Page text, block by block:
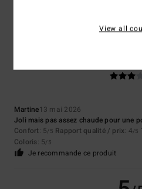
Martine13 mai 2026
Joli mais pas assez chaude pour une
Confort: 5/5 Rapport qualité / prix: 4/5
Coloris: 5/5
Je recommande ce produit
View all